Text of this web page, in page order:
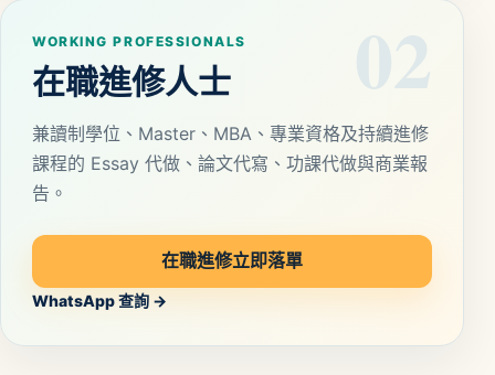
02
WORKING PROFESSIONALS
在職進修人士
兼讀制學位、Master、MBA、專業資格及持續進修
課程的 Essay 代做、論文代寫、功課代做與商業報
告。
在職進修立即落單
WhatsApp 查詢 →